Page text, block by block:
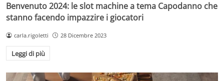
Benvenuto 2024: le slot machine a tema Capodanno che
stanno facendo impazzire i giocatori
carla.rigoletti 28 Dicembre 2023
Leggi di più